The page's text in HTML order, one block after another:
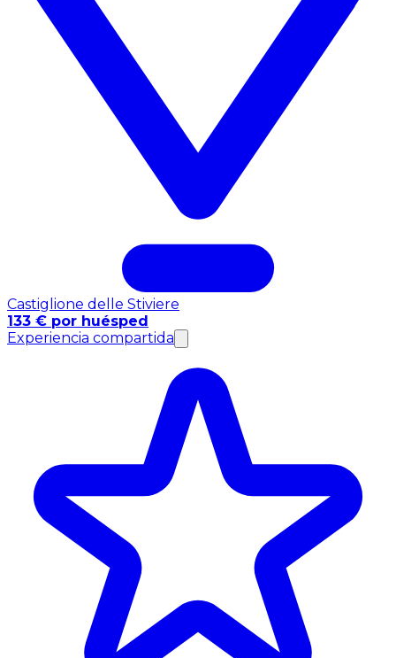
Castiglione delle Stiviere
133 € por huésped
Experiencia compartida